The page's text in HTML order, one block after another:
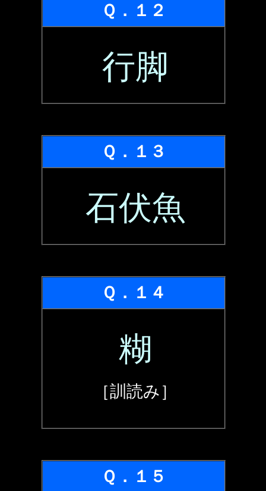
Ｑ．１２
行脚
Ｑ．１３
石伏魚
Ｑ．１４
糊
［訓読み］
Ｑ．１５